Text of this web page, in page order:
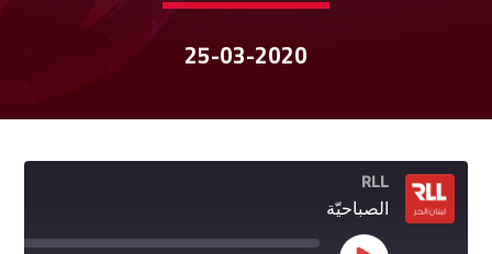
25-03-2020
RLL
الصباحيّة